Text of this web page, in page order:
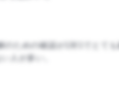
のための確認が1対1でとて
人が多い。